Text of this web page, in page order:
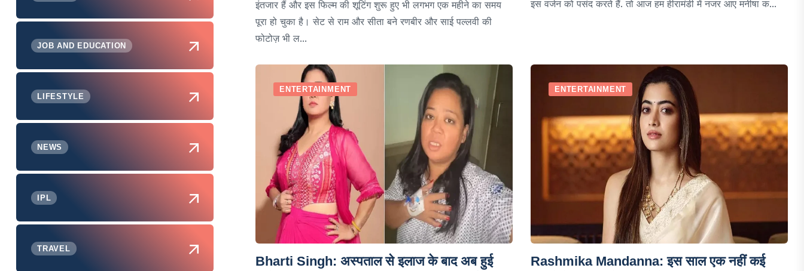
इंतजार हैं और इस फिल्म की शूटिंग शुरू हुए भी लगभग एक महीने का समय
पूरा हो चुका है। सेट से राम और सीता बने रणबीर और साई पल्लवी की
फोटोज़ भी ल...
इस वर्जन को पसंद करते हैं. तो आज हम हीरामंडी में नजर आए मनीषा क...
ENTERTAINMENT
Bharti Singh: अस्पताल से इलाज के बाद अब हुई
ENTERTAINMENT
Rashmika Mandanna: इस साल एक नहीं कई
JOB AND EDUCATION
LIFESTYLE
NEWS
IPL
TRAVEL